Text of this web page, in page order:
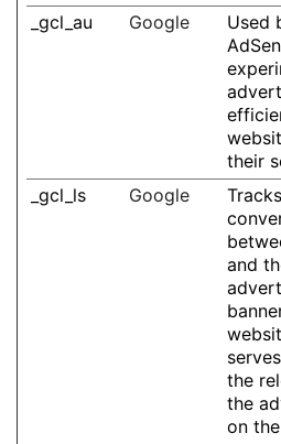
_gcl_au Google
Used
their
_gcl_ls Google
and
the
the
on